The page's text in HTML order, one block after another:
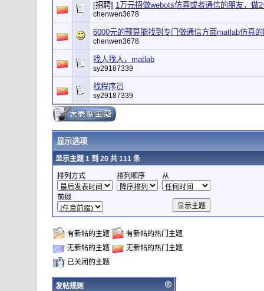
[招聘] 1万元招做webots仿真或者通信的朋友，做
chenwen3678
6000元的预算能找到专门做通信方面matlab仿真
chenwen3678
找人找人，matlab
sy29187339
找程序员
sy29187339
显示选项
显示主题 1 到 20 共 111 条
排列方式 排列顺序 从
前缀
有新帖的主题
有新帖的热门主题
无新帖的主题
无新帖的热门主题
已关闭的主题
发帖规则